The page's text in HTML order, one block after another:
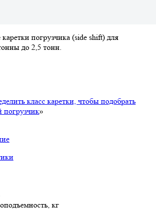
погрузчика (side shift) для
до 2,5 тонн.
класс каретки, чтобы подобрать
»
кг